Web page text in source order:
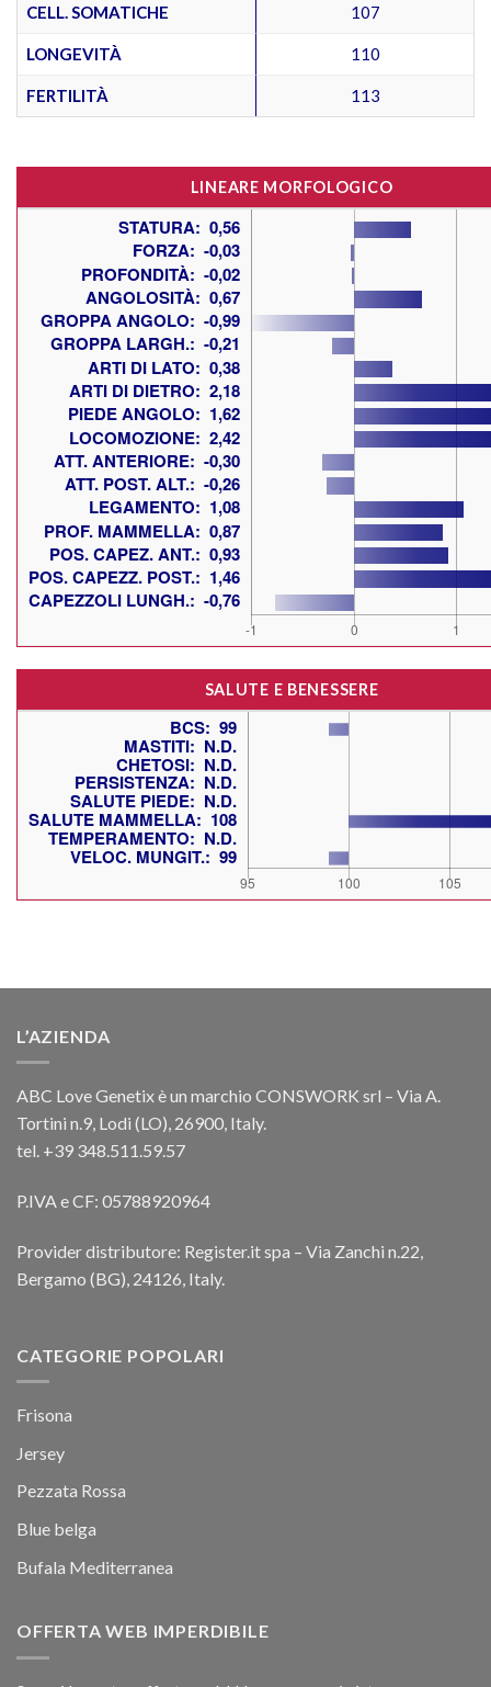
CELL. SOMATICHE 107
LONGEVITÀ 110
FERTILITÀ 113
LINEARE MORFOLOGICO
SALUTE E BENESSERE
L’AZIENDA
ABC Love Genetix è un marchio CONSWORK srl – Via A.
Tortini n.9, Lodi (LO), 26900, Italy.
tel. +39 348.511.59.57
P.IVA e CF: 05788920964
Provider distributore: Register.it spa – Via Zanchi n.22,
Bergamo (BG), 24126, Italy.
CATEGORIE POPOLARI
Frisona
Jersey
Pezzata Rossa
Blue belga
Bufala Mediterranea
OFFERTA WEB IMPERDIBILE